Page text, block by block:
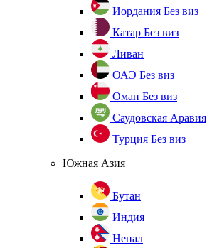
Иордания Без виз
Катар Без виз
Ливан
ОАЭ Без виз
Оман Без виз
Саудовская Аравия
Турция Без виз
Южная Азия
Бутан
Индия
Непал